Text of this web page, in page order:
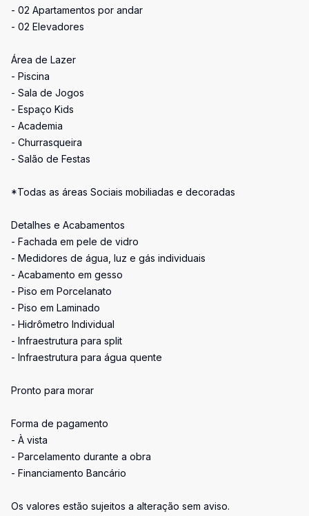
- 02 Apartamentos por andar
- 02 Elevadores
Área de Lazer
- Piscina
- Sala de Jogos
- Espaço Kids
- Academia
- Churrasqueira
- Salão de Festas
*Todas as áreas Sociais mobiliadas e decoradas
Detalhes e Acabamentos
- Fachada em pele de vidro
- Medidores de água, luz e gás individuais
- Acabamento em gesso
- Piso em Porcelanato
- Piso em Laminado
- Hidrômetro Individual
- Infraestrutura para split
- Infraestrutura para água quente
Pronto para morar
Forma de pagamento
- À vista
- Parcelamento durante a obra
- Financiamento Bancário
Os valores estão sujeitos a alteração sem aviso.